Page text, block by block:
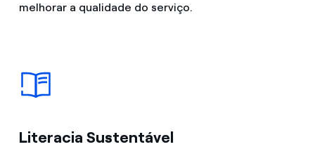
melhorar a qualidade do serviço.
Literacia Sustentável